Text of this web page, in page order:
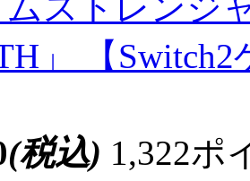
ストレンジ
」 【
(税込) 1,322ポ